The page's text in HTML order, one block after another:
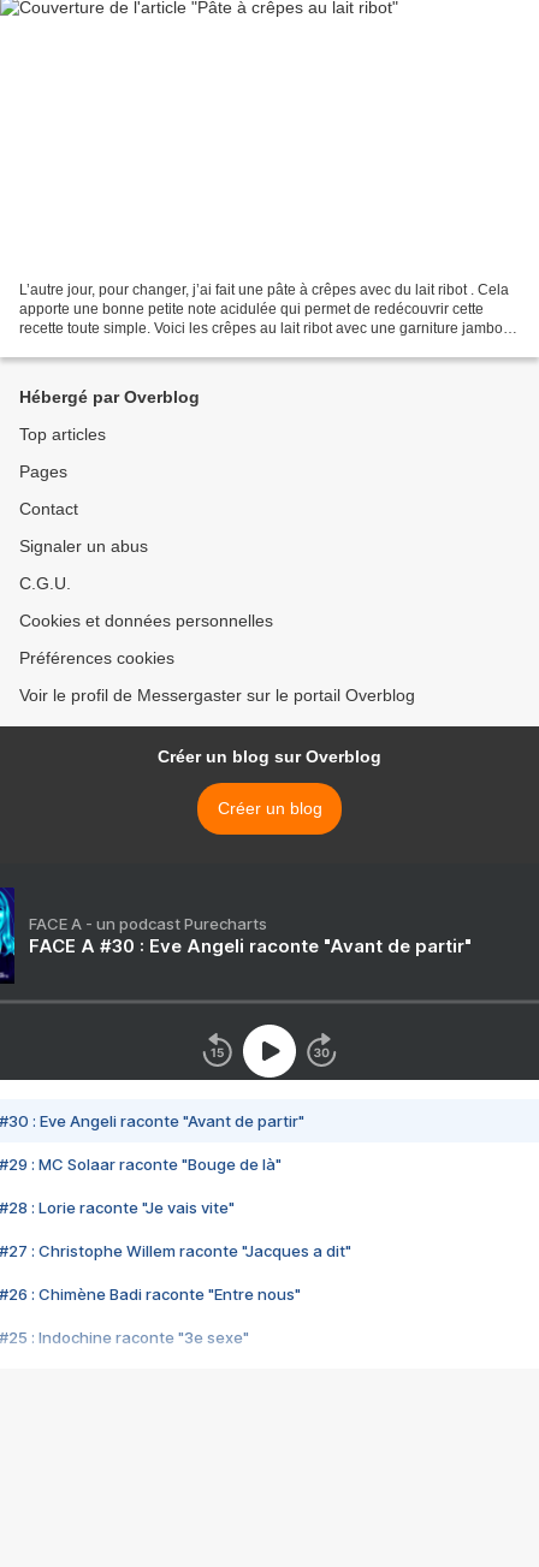
L’autre jour, pour changer, j’ai fait une pâte à crêpes avec du lait ribot . Cela
apporte une bonne petite note acidulée qui permet de redécouvrir cette
recette toute simple. Voici les crêpes au lait ribot avec une garniture jambon-
Hébergé par Overblog
Top articles
Pages
Contact
Signaler un abus
C.G.U.
Cookies et données personnelles
Préférences cookies
Voir le profil de Messergaster sur le portail Overblog
Créer un blog sur Overblog
Créer un blog
FACE A - un podcast Purecharts
FACE A #30 : Eve Angeli raconte "Avant de partir"
#30 : Eve Angeli raconte "Avant de partir"
#29 : MC Solaar raconte "Bouge de là"
#28 : Lorie raconte "Je vais vite"
#27 : Christophe Willem raconte "Jacques a dit"
#26 : Chimène Badi raconte "Entre nous"
#25 : Indochine raconte "3e sexe"